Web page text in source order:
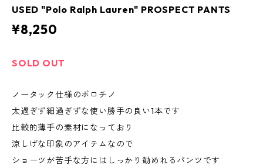
USED "Polo Ralph Lauren" PROSPECT PANTS
¥8,250
SOLD OUT
ノータック仕様のポロチノ
太過ぎず細過ぎずな使い勝手の良い1本です
比較的薄手の素材になっており
涼しげな印象のアイテムなので
ショーツが苦手な方にはしっかり勧めれるパンツです